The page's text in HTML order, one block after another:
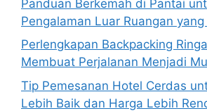
Panduan Berkemah di Pantai
Pengalaman Luar Ruangan
Perlengkapan Backpacking
Membuat Perjalanan Menjadi
Tip Pemesanan Hotel Cerdas
Lebih Baik dan Harga Lebih